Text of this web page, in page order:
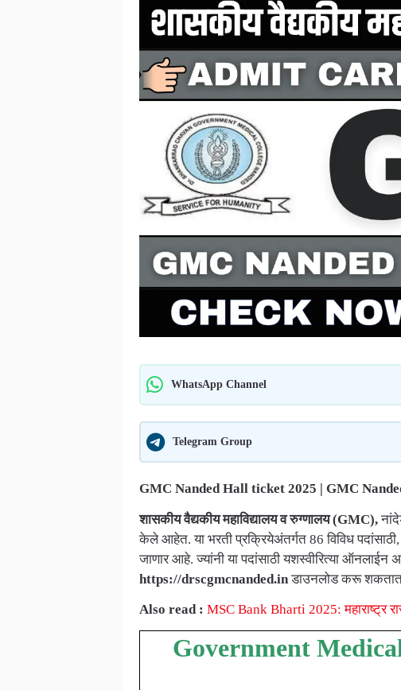
WhatsApp Channel
Telegram Group
GMC Nanded Hall ticket 2025 | GMC
शासकीय वैद्यकीय महाविद्यालय व रुग्णालय (GMC),
केले आहेत. या भरती प्रक्रियेअंतर्गत 86 विविध
जाणार आहे. ज्यांनी या पदांसाठी यशस्वीरित्या
https://drscgmcnanded.inडाउनलोड करू
Also read : MSC Bank Bharti 2025: महाराष्ट्र
Government